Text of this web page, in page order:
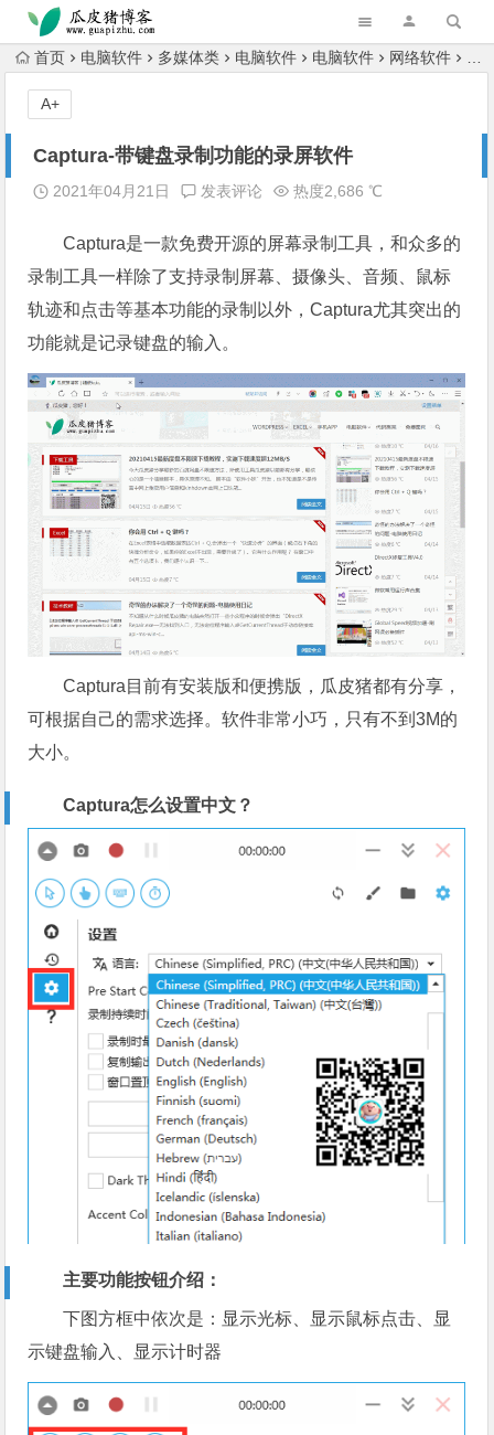
跳转到主内容
首页 电脑软件 多媒体类 电脑软件 电脑软件 网络软件
Captura-带键盘录制功能的录屏软件
2021年04月21日 发表评论 热度2,686 ℃
Captura是一款免费开源的屏幕录制工具，和众多的
录制工具一样除了支持录制屏幕、摄像头、音频、鼠标
轨迹和点击等基本功能的录制以外，Captura尤其突出的
功能就是记录键盘的输入。
Captura目前有安装版和便携版，瓜皮猪都有分享，
可根据自己的需求选择。软件非常小巧，只有不到3M的
大小。
Captura怎么设置中文？
主要功能按钮介绍：
下图方框中依次是：显示光标、显示鼠标点击、显
示键盘输入、显示计时器
A+